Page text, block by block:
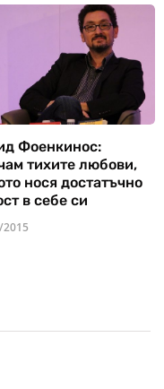
Фоенкинос:
тихите любови,
нося достатъчно
в себе си